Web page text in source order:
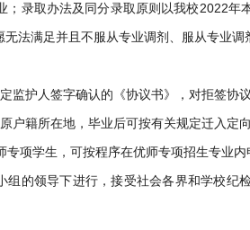
录取办法及同分录取原则以我校2022年
法满足并且不服从专业调剂、服从专业调
监护人签字确认的《协议书》，对拒签协
户籍所在地，毕业后可按有关规定迁入定向
项学生，可按程序在优师专项招生专业内
的领导下进行，接受社会各界和学校纪